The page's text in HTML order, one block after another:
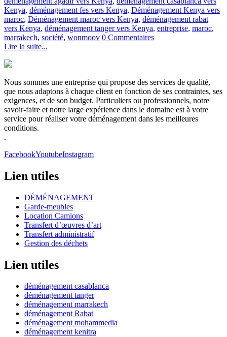
Kenya, déménagement fes vers Kenya, Déménagement Kenya vers
maroc, Déménagement maroc vers Kenya, déménagement rabat
vers Kenya, déménagement tanger vers Kenya, entreprise, maroc,
marrakech, société, wonmoov 0 Commentaires
Lire la suite...
Nous sommes une entreprise qui propose des services de qualité,
que nous adaptons à chaque client en fonction de ses contraintes, ses
exigences, et de son budget. Particuliers ou professionnels, notre
savoir-faire et notre large expérience dans le domaine est à votre
service pour réaliser votre déménagement dans les meilleures
conditions.
.
FacebookYoutubeInstagram
Lien utiles
DÉMÉNAGEMENT
Garde-meubles
Location Camions
Transfert d’œuvres d’art
Transfert administratif
Gestion des déchets
Lien utiles
déménagement casablanca
déménagement tanger
déménagement marrakech
déménagement Rabat
déménagement mohammedia
déménagement kenitra